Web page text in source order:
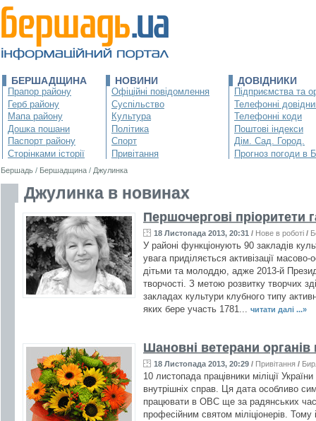
БЕРШАДЩИНА
Прапор району
Герб району
Мапа району
Дошка пошани
Паспорт району
Сторінками історії
НОВИНИ
Офіційні повідомлення
Суспільство
Культура
Політика
Спорт
Привітання
ДОВІДНИКИ
Підприємства та
Телефонні
Телефонні коди
Поштові індекси
Дім. Сад. Город.
Прогноз погоди в
Бершадь / Бершадщина / Джулинка
Джулинка в новинах
Першочергові пріоритети
18 Листопада 2013, 20:31 / Нове в роботі /
У районі функціонують 90 закладів
увага приділяється активізації масово-
дітьми та молоддю, адже 2013-й
творчості. З метою розвитку творчих
закладах культури клубного типу
яких бере участь 1781... читати далі ...»
Шановні ветерани органів
18 Листопада 2013, 20:29 / Привітання /
10 листопада працівники міліції
внутрішніх справ. Ця дата особливо
працювати в ОВС ще за радянських
професійним святом міліціонерів.